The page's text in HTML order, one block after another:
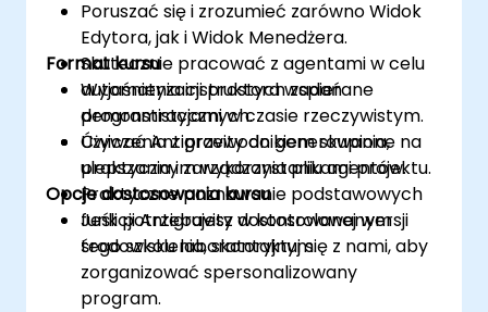
Poruszać się i zrozumieć zarówno Widok
Edytora, jak i Widok Menedżera.
Skutecznie pracować z agentami w celu
automatyzacji prostych zadań
programistycznych.
Używać Antigravity do generowania,
ulepszania i zarządzania plikami projektu.
Format kursu
Wyjaśnienia instruktora wspierane
demonstracjami w czasie rzeczywistym.
Ćwiczenia z przewodnikiem skupione na
praktycznym wykorzystaniu agentów.
Praktyczne poznawanie podstawowych
funkcji Antigravity w kontrolowanym
środowisku laboratoryjnym.
Opcje dostosowania kursu
Jeśli potrzebujesz dostosowanej wersji
tego szkolenia, skontaktuj się z nami, aby
zorganizować spersonalizowany
program.